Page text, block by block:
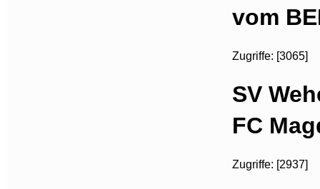
vom
Zugriffe: [3065]
SV
FC
Zugriffe: [2937]